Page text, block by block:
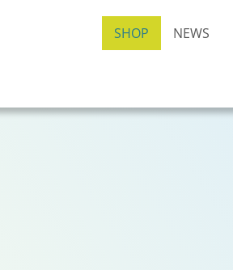
SHOP NEWS